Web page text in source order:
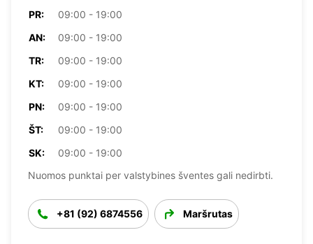
PR:
09:00 - 19:00
AN:
09:00 - 19:00
TR:
09:00 - 19:00
KT:
09:00 - 19:00
PN:
09:00 - 19:00
ŠT:
09:00 - 19:00
SK:
09:00 - 19:00
Nuomos punktai per valstybines šventes gali nedirbti.
+81 (92) 6874556 Maršrutas